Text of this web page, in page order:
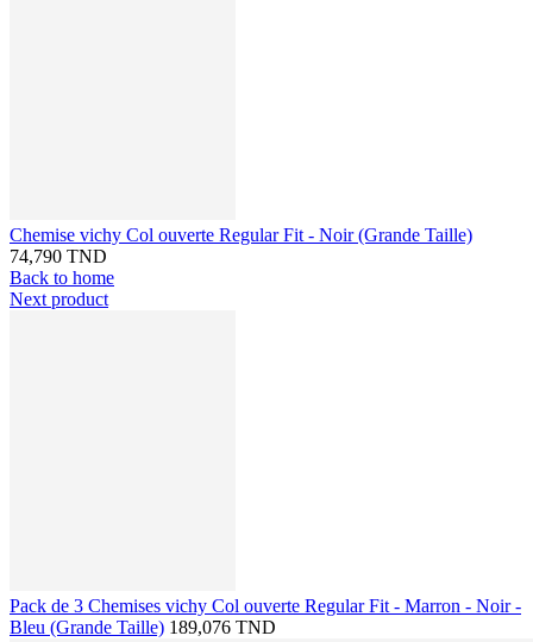
Chemise vichy Col ouverte Regular Fit - Noir (Grande Taille)
74,790 TND
Back to home
Next product
Pack de 3 Chemises vichy Col ouverte Regular Fit - Marron - Noir -
Bleu (Grande Taille) 189,076 TND